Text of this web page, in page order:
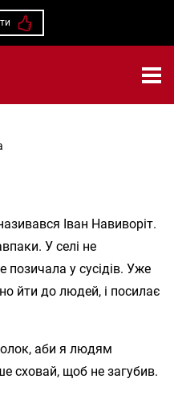
Іван Навиворіт.
У селі не
позичала у сусідів. Уже
йти до людей, і посилає
аби я людям
сховай, щоб не загубив.